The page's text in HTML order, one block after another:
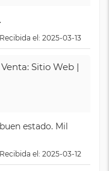
el: 2025-03-13
Sitio Web |
estado. Mil
el: 2025-03-12